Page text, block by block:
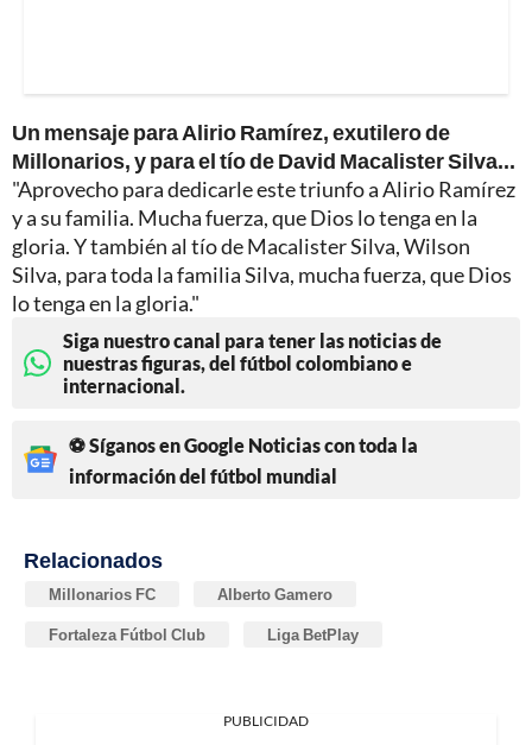
Un mensaje para Alirio Ramírez, exutilero de
Millonarios, y para el tío de David Macalister Silva...
"Aprovecho para dedicarle este triunfo a Alirio Ramírez
y a su familia. Mucha fuerza, que Dios lo tenga en la
gloria. Y también al tío de Macalister Silva, Wilson
Silva, para toda la familia Silva, mucha fuerza, que Dios
lo tenga en la gloria."
Siga nuestro canal para tener las noticias de
nuestras figuras, del fútbol colombiano e
internacional.
⚽ Síganos en Google Noticias con toda la
información del fútbol mundial
Relacionados
Millonarios FC Alberto Gamero
Fortaleza Fútbol Club Liga BetPlay
PUBLICIDAD